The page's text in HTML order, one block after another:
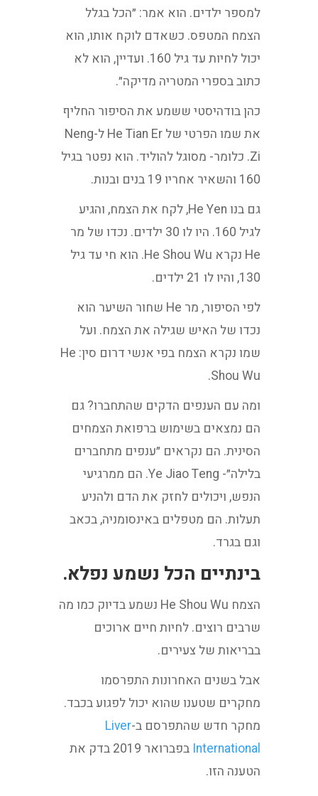
למספר ילדים. הוא אמר: ״הכל בגלל
הצמח המטפס. כשאדם לוקח אותו, הוא
יכול לחיות עד גיל 160. ועדיין, הוא לא
כתוב בספרי המטריה מדיקה״.
כהן בודהיסטי ששמע את הסיפור החליף
את שמו הפרטי של He Tian Er ל-Neng
Zi. כלומר- מסוגל להוליד. הוא נפטר בגיל
160 והשאיר אחריו 19 בנים ובנות.
גם בנו He Yen, לקח את הצמח, והגיע
לגיל 160. היו לו 30 ילדים. נכדו של מר
He נקרא He Shou Wu. הוא חי עד גיל
130, והיו לו 21 ילדים.
לפי הסיפור, מר He שחור השיער הוא
נכדו של האיש שגילה את הצמח. ועל
שמו נקרא הצמח בפי אנשי דרום סין: He
Shou Wu.
ומה עם הענפים הדקים שהתחברו? גם
הם נמצאים בשימוש ברפואת הצמחים
הסינית. הם נקראים ״ענפים מתחברים
בלילה״- Ye Jiao Teng. הם ממרגיעי
הנפש, ויכולים לחזק את הדם ולהניע
תעלות. הם מטפלים באינסומניה, בכאב
וגם בגרד.
בינתיים הכל נשמע נפלא.
הצמח He Shou Wu נשמע בדיוק כמו מה
שרבים רוצים. לחיות חיים ארוכים
בבריאות של צעירים.
אבל בשנים האחרונות התפרסמו
מחקרים שטענו שהוא יכול לפגוע בכבד.
מחקר חדש שהתפרסם ב-Liver
International
בפברואר 2019 בדק את
הטענה הזו.